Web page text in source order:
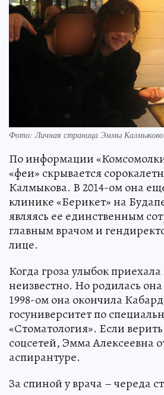
Фото: Личная страница Эммы
По информации
«феи» скрывается
Калмыкова. В 2014-ом она
клинике «Берикет» на
являясь ее единственным
главным врачом и
лице.
Когда гроза улыбок
неизвестно. Но родилась
1998-ом она окончила
госуниверситет по
«Стоматология». Если
соцсетей, Эмма Алексеевна
аспирантуре.
За спиной у врача – череда